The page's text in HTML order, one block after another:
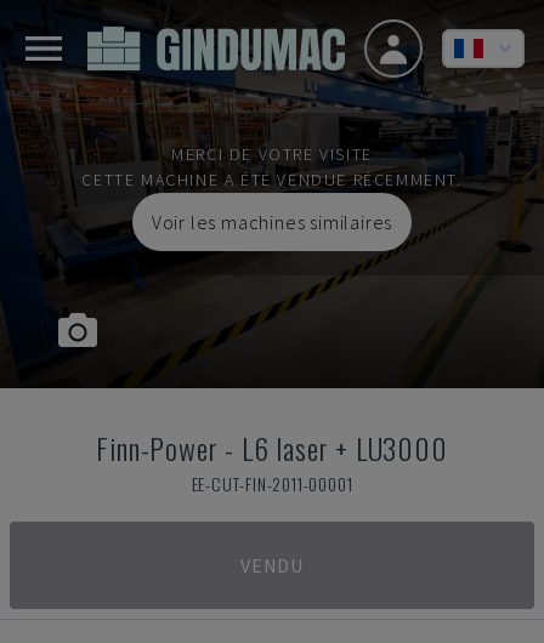
MERCI DE VOTRE VISITE
CETTE MACHINE A ÉTÉ VENDUE RÉCEMMENT.
Voir les machines similaires
Finn-Power - L6 laser + LU3000
EE-CUT-FIN-2011-00001
VENDU